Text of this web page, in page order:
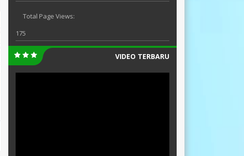
Total Page Views:
175
VIDEO TERBARU